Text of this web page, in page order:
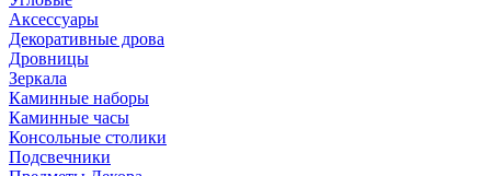
Аксессуары
Декоративные дрова
Дровницы
Зеркала
Каминные наборы
Каминные часы
Консольные столики
Подсвечники